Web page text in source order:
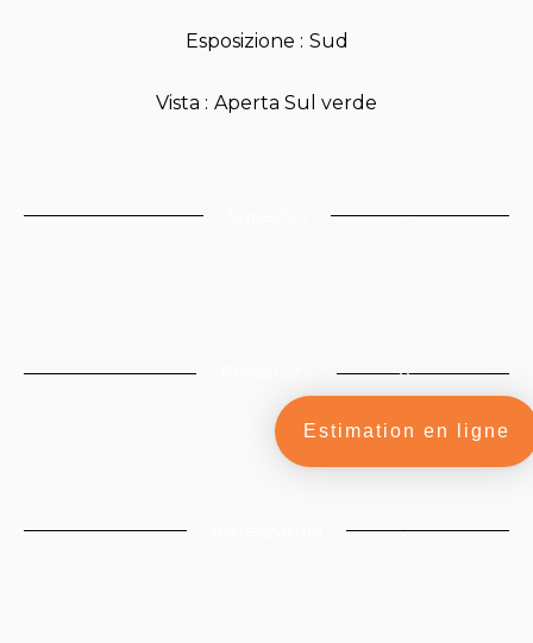
Esposizione Sud
Vista Aperta Sul verde
Estimation en ligne